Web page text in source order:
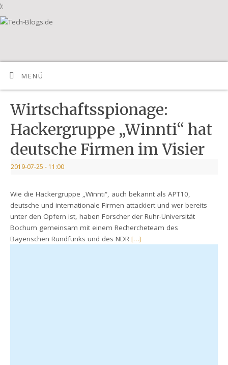
);
MENÜ
Wirtschaftsspionage:
Hackergruppe „Winnti“ hat
deutsche Firmen im Visier
2019-07-25 - 11:00
Wie die Hackergruppe „Winnti“, auch bekannt als APT10,
deutsche und internationale Firmen attackiert und wer bereits
unter den Opfern ist, haben Forscher der Ruhr-Universität
Bochum gemeinsam mit einem Rechercheteam des
Bayerischen Rundfunks und des NDR[…]